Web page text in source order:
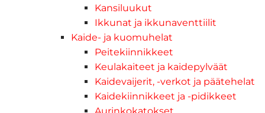
Kansiluukut
Ikkunat ja ikkunaventtiilit
Kaide- ja kuomuhelat
Peitekiinnikkeet
Keulakaiteet ja kaidepylväät
Kaidevaijerit, -verkot ja päätehelat
Kaidekiinnikkeet ja -pidikkeet